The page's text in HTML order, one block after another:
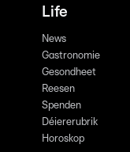
Life
News
Gastronomie
Gesondheet
Reesen
Spenden
Déiererubrik
Horoskop